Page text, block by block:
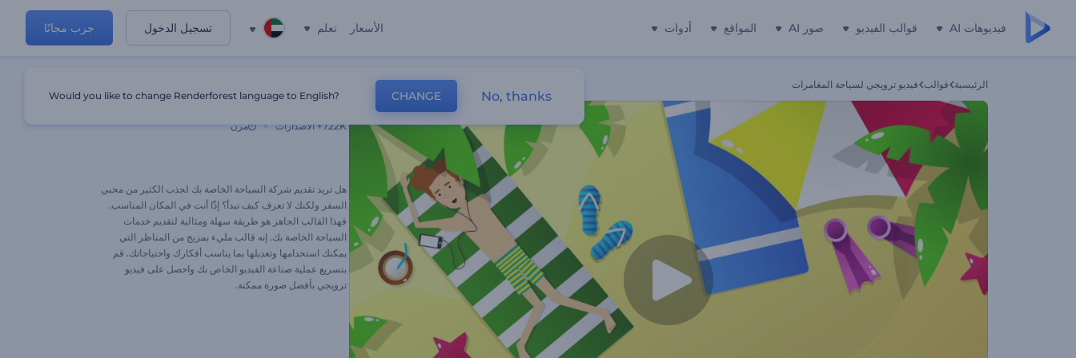
فيديوهات AI قوالب الفيديو صور AI المواقع أدوات الأسعار تعلم تسجيل الدخول جرب مجانًا
الرئيسية قوالب فيديو ترويجي لسياحة المغامرات
722K+ الاصدارات مرن
هل تريد تقديم شركة السياحة الخاصة بك لجذب الكثير من محبي
السفر ولكنك لا تعرف كيف تبدأ؟ إذّا أنت في المكان المناسب.
فهذا القالب الجاهز هو طريقة سهلة ومثالية لتقديم خدمات
السياحة الخاصة بك. إنه قالب مليء بمزيج من المناظر التي
يمكنك استخدامها وتعديلها بما يناسب أفكارك واحتياجاتك. قم
بتسريع عملية صناعة الفيديو الخاص بك واحصل على فيديو
ترويجي بأفضل صورة ممكنة.
Would you like to change Renderforest language to English? CHANGE No, thanks